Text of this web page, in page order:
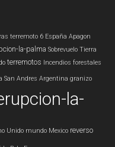
terremoto 6 España Apagon
la-palma Sobrevuelo Tierra
terremotos Incendios forestales
San Andres Argentina granizo
la-
Unido mundo Mexico reverso